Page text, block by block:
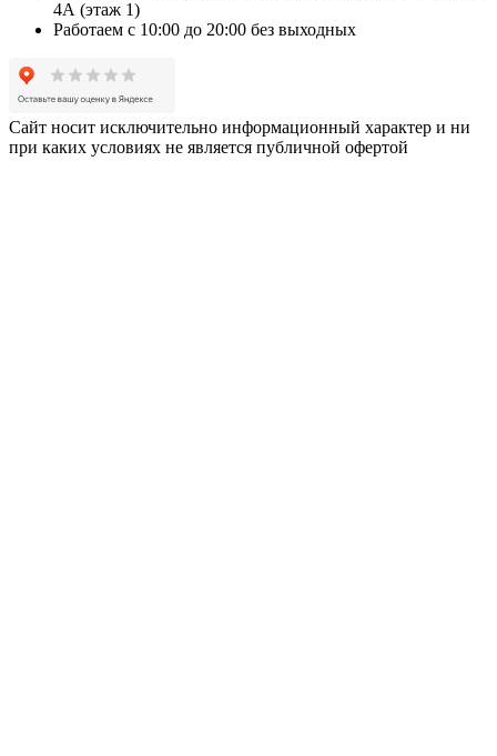
4А (этаж 1)
Работаем с 10:00 до 20:00 без выходных
Сайт носит исключительно информационный характер и ни
при каких условиях не является публичной офертой